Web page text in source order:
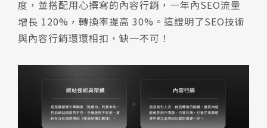
度，並搭配用心撰寫的內容行銷，一年內SEO流量
增長 120%，轉換率提高 30%。這證明了SEO技術
與內容行銷環環相扣，缺一不可！